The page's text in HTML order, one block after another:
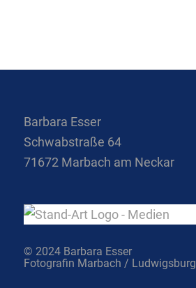
Barbara Esser
Schwabstraße 64
71672 Marbach am Neckar
© 2024 Barbara Esser
Fotografin Marbach / Ludwigsburg